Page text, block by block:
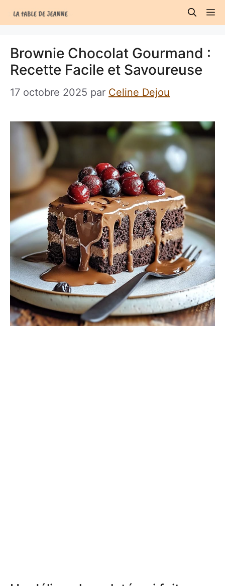
au
Brownie Chocolat Gourmand :
Recette Facile et Savoureuse
17 octobre 2025 par Celine Dejou